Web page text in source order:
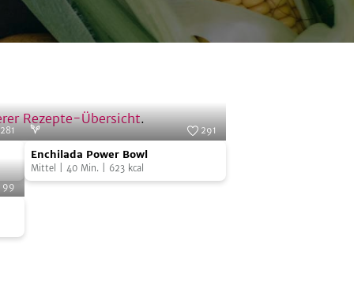
Rezepte-Übersicht.
281
Enchilada
Power
Bowl
291
Enchilada Power Bowl
Mittel 40 Min. 623 kcal
99